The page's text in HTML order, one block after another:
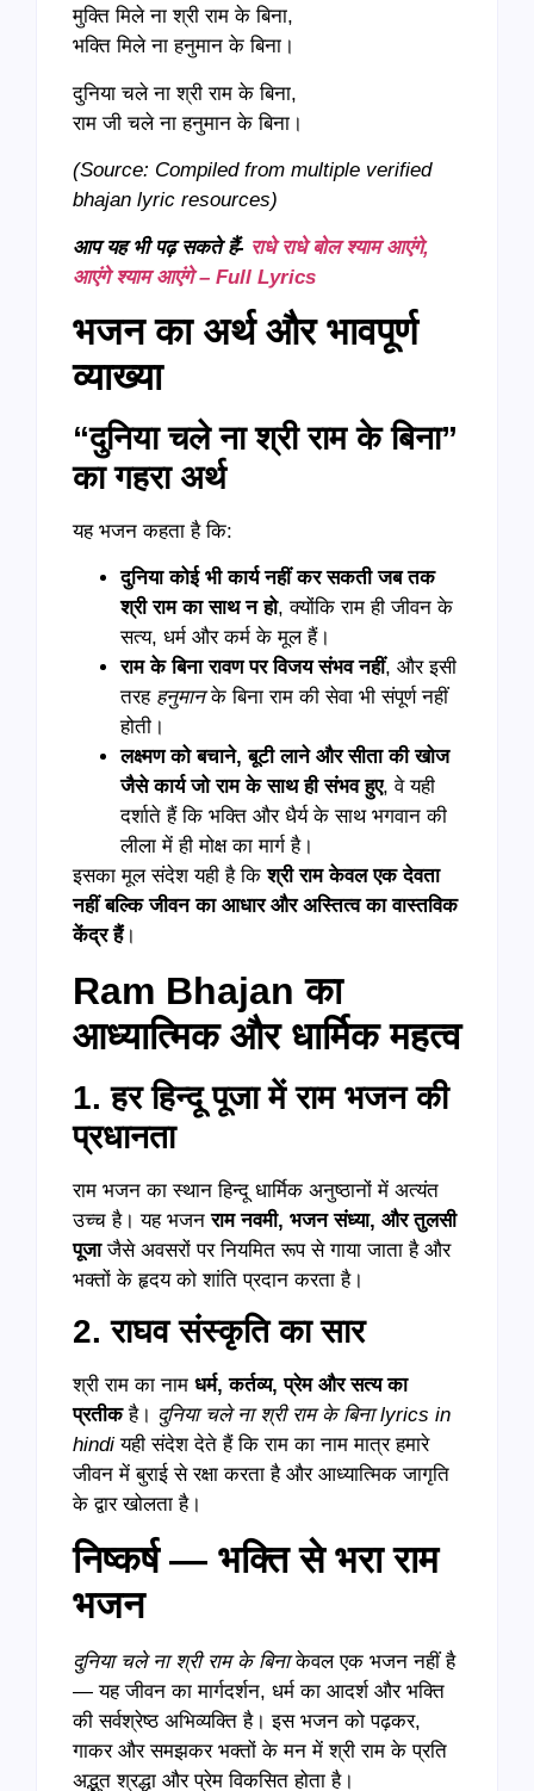
मुक्ति मिले ना श्री राम के बिना,
भक्ति मिले ना हनुमान के बिना।
दुनिया चले ना श्री राम के बिना,
राम जी चले ना हनुमान के बिना।
(Source: Compiled from multiple verified
bhajan lyric resources)
आप यह भी पढ़ सकते हैं- राधे राधे बोल श्याम आएंगे,
आएंगे श्याम आएंगे – Full Lyrics
भजन का अर्थ और भावपूर्ण
व्याख्या
“दुनिया चले ना श्री राम के बिना”
का गहरा अर्थ
यह भजन कहता है कि:
दुनिया कोई भी कार्य नहीं कर सकती जब तक
श्री राम का साथ न हो, क्योंकि राम ही जीवन के
सत्य, धर्म और कर्म के मूल हैं।
राम के बिना रावण पर विजय संभव नहीं, और इसी
तरह हनुमानके बिना राम की सेवा भी संपूर्ण नहीं
होती।
लक्ष्मण को बचाने,बूटी लाने और सीता की खोज
जैसे कार्य जो राम के साथ ही संभव हुए, वे यही
दर्शाते हैं कि भक्ति और धैर्य के साथ भगवान की
लीला में ही मोक्ष का मार्ग है।
इसका मूल संदेश यही है किश्री राम केवल एक देवता
नहीं बल्कि जीवन का आधार और अस्तित्व का वास्तविक
केंद्र हैं।
Ram Bhajan का
आध्यात्मिक और धार्मिक महत्व
1. हर हिन्दू पूजा में राम भजन की
प्रधानता
राम भजन का स्थान हिन्दू धार्मिक अनुष्ठानों में अत्यंत
उच्च है। यह भजनराम नवमी, भजन संध्या, और तुलसी
पूजाजैसे अवसरों पर नियमित रूप से गाया जाता है और
भक्तों के हृदय को शांति प्रदान करता है।
2. राघव संस्कृति का सार
श्री राम का नाम धर्म,कर्तव्य,प्रेम और सत्य का
प्रतीकहै। दुनिया चले ना श्री राम के बिनाlyrics in
hindi यही संदेश देते हैं कि राम का नाम मात्र हमारे
जीवन में बुराई से रक्षा करता है और आध्यात्मिक जागृति
के द्वार खोलता है।
निष्कर्ष — भक्ति से भरा राम
भजन
दुनिया चले ना श्री राम के बिनाकेवल एक भजन नहीं है
— यह जीवन का मार्गदर्शन, धर्म का आदर्श और भक्ति
की सर्वश्रेष्ठ अभिव्यक्ति है। इस भजन को पढ़कर,
गाकर और समझकर भक्तों के मन में श्री राम के प्रति
अद्भुत श्रद्धा और प्रेम विकसित होता है।